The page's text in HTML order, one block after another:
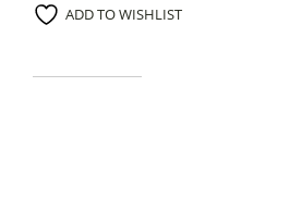
ADD TO WISHLIST